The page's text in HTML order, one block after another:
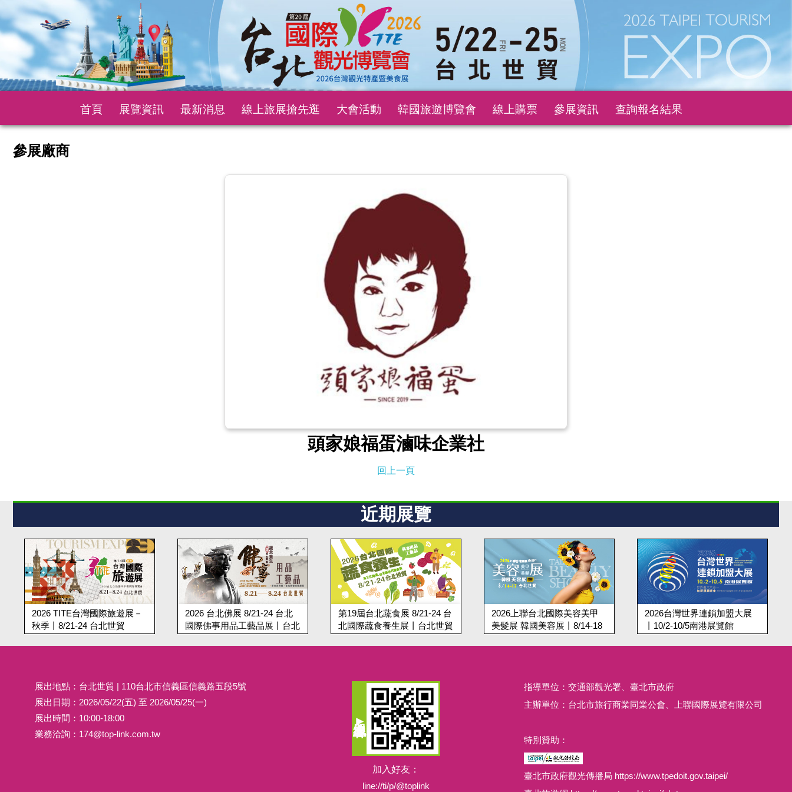
首頁 展覽資訊 最新消息 線上旅展搶先逛 大會活動 韓國旅遊博覽會 線上購票 參展資訊 查詢報名結果
參展廠商
頭家娘福蛋滷味企業社
回上一頁
近期展覽
2026 台北佛展 8/21-24 台北
國際佛事用品工藝品展丨台北
第19屆台北蔬食展 8/21-24 台
北國際蔬食養生展丨台北世貿
2026上聯台北國際美容美甲
美髮展 韓國美容展丨8/14-18
2026台灣世界連鎖加盟大展
丨10/2-10/5南港展覽館
2026台南寵物展9/18-21台南
秋季寵物用品博覽會丨大臺南
展出地點：台北世貿 | 110台北市信義區信義路五段5號
展出日期：2026/05/22(五) 至 2026/05/25(一)
展出時間：10:00-18:00
業務洽詢： 174@top-link.com.tw
加入好友：
line://ti/p/@toplink
指導單位：交通部觀光署、臺北市政府
主辦單位：台北市旅行商業同業公會、上聯國際展覽有限公司
特別贊助：
臺北市政府觀光傳播局 https://www.tpedoit.gov.taipei/